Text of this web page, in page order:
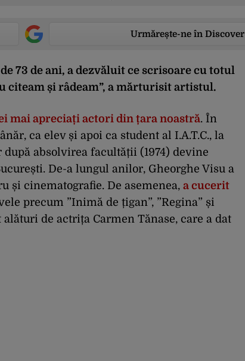
Urmărește-ne în Discover
73 de ani, a dezvăluit ce scrisoare cu totul
citeam și râdeam”, a mărturisit artistul.
mai apreciați actori din țara noastră. În
ca elev și apoi ca student al I.A.T.C., la
absolvirea facultății (1974) devine
De-a lungul anilor, Gheorghe Visu a
și cinematografie. De asemenea, a cucerit
precum ”Inimă de țigan”, ”Regina” și
alături de actrița Carmen Tănase, care a dat